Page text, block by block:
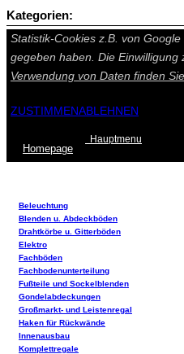
Auf dieser Seite werden
Statistik-Cookies z.B. von
gegeben haben. Die
Verwendung von Daten finden Sie
ZUSTIMMENABLEHNEN
Homepage
Hauptmenu
Kategorien:
Beleuchtung
Blenden u. Abdeckböden
Drahtkörbe u. Gitterböden
Elektro
Fachböden
Fachbodenunterteilung
Fußteile und Sockelblenden
Gondelabdeckungen
Großmarkt- und Leistenregal
Haken für Rückwände
Innenausbau
Komplettregale